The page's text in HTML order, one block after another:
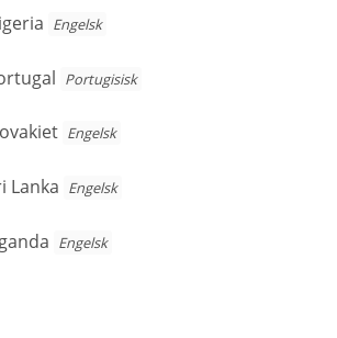
Engelsk
Portugisisk
Engelsk
Lanka Engelsk
Engelsk